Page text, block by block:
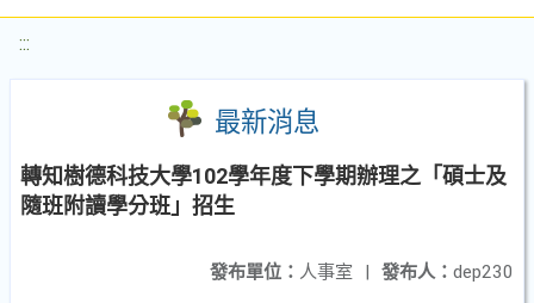
:::
最新消息
轉知樹德科技大學102學年度下學期辦理之「碩士及
隨班附讀學分班」招生
發布人： dep230
發布單位： 人事室 |